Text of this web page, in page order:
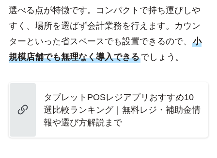
選べる点が特徴です。コンパクトで持ち運びしや
すく、場所を選ばず会計業務を行えます。カウン
ターといった省スペースでも設置できるので、 小
規模店舗でも無理なく導入できるでしょう。
タブレットPOSレジアプリおすすめ10
選比較ランキング｜無料レジ・補助金情
報や選び方解説まで